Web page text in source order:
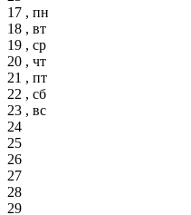
17 , пн
18 , вт
19 , ср
20 , чт
21 , пт
22 , сб
23 , вс
24
25
26
27
28
29